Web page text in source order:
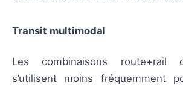
Transit multimodal
Les combinaisons route+rail
s’utilisent moins fréquemment